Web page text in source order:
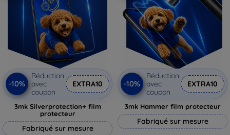
-10%
Réduction
avec
coupon
EXTRA10
3mk Silverprotection+ film
protecteur
Fabriqué sur mesure
-10%
Réduction
avec
coupon
EXTRA10
3mk Hammer film protecteur
Fabriqué sur mesure